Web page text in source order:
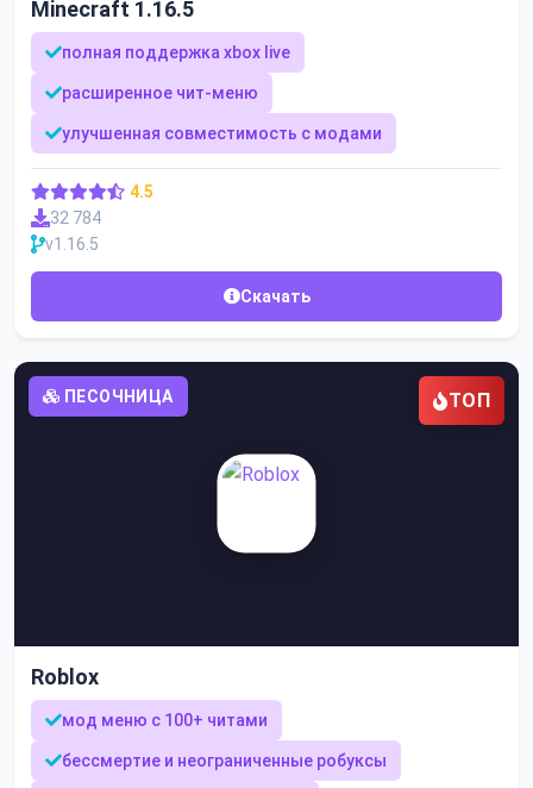
Minecraft 1.16.5
полная поддержка xbox live
расширенное чит-меню
улучшенная совместимость с модами
4.5
32 784
v1.16.5
Скачать
ПЕСОЧНИЦА ТОП
Roblox
мод меню с 100+ читами
бессмертие и неограниченные робуксы